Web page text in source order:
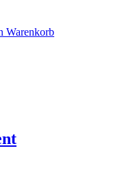
Warenkorb